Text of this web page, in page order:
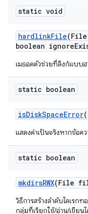
static void
hardlinkFile
boolean ignore
เมธอดตัวช่วยที่ลิงก์แบบ
static boolean
isDiskSpaceError
แสดงค่าเป็นจริงหากข้อ
static boolean
mkdirsRWX(File
วิธีการสร้างลำดับไดเรก
กลุ่มที่เรียกใช้/อ่าน/เขียน